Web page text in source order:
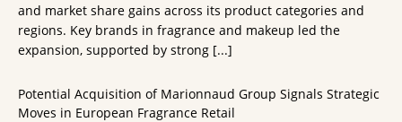
and market share gains across its product categories and
regions. Key brands in fragrance and makeup led the
expansion, supported by strong [...]
Potential Acquisition of Marionnaud Group Signals Strategic
Moves in European Fragrance Retail